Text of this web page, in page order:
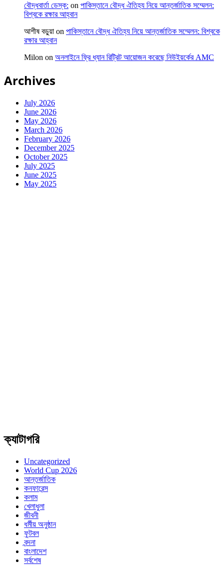
বৌদ্ধবার্তা ডেস্ক: on পাকিস্তানে বৌদ্ধ ঐতিহ্য নিয়ে আন্তর্জাতিক সম্মেলন:
বিশ্বকে রক্ষার আহ্বান
আশীষ বড়ুয়া on পাকিস্তানে বৌদ্ধ ঐতিহ্য নিয়ে আন্তর্জাতিক সম্মেলন: বিশ্বকে
রক্ষার আহ্বান
Milon on অনলাইনে ফ্রি ধ্যান রিট্রিট আয়োজন করেছে নিউইয়র্কের AMC
Archives
July 2026
June 2026
May 2026
March 2026
February 2026
December 2025
October 2025
July 2025
June 2025
May 2025
ক্যাটাগরি
Uncategorized
World Cup 2026
আন্তর্জাতিক
কনফারেন্স
কলাম
খেলাধুলা
জীবনী
ধর্মীয় অনুষ্ঠান
ফুটবল
বন্দনা
বাংলাদেশ
সর্বশেষ